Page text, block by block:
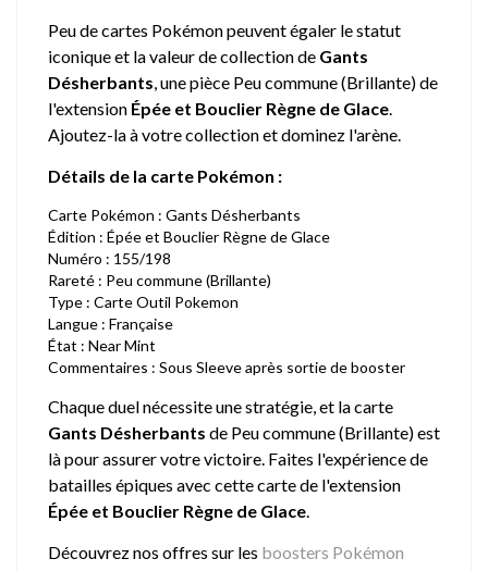
Peu de cartes Pokémon peuvent égaler le statut
iconique et la valeur de collection de Gants
Désherbants, une pièce Peu commune (Brillante) de
l'extension Épée et Bouclier Règne de Glace.
Ajoutez-la à votre collection et dominez l'arène.
Détails de la carte Pokémon :
Carte Pokémon : Gants Désherbants
Édition : Épée et Bouclier Règne de Glace
Numéro : 155/198
Rareté : Peu commune (Brillante)
Type : Carte Outil Pokemon
Langue : Française
État : Near Mint
Commentaires : Sous Sleeve après sortie de booster
Chaque duel nécessite une stratégie, et la carte
Gants Désherbants de Peu commune (Brillante) est
là pour assurer votre victoire. Faites l'expérience de
batailles épiques avec cette carte de l'extension
Épée et Bouclier Règne de Glace.
Découvrez nos offres sur les boosters Pokémon